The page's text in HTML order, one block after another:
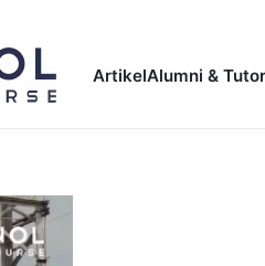
ArtikelAlumni &